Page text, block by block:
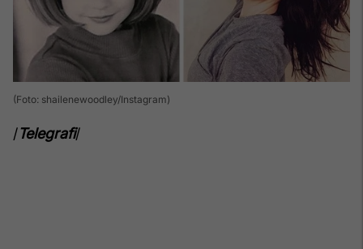
(Foto: shailenewoodley/Instagram)
/Telegrafi/